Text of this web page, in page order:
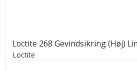
Loctite 268 Gevindsikring (Høj)
Loctite